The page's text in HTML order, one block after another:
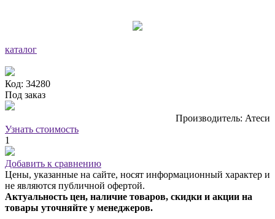
каталог
Код: 34280
Под заказ
Производитель: Атеси
Узнать стоимость
1
Добавить к сравнению
Цены, указанные на сайте, носят информационный характер и
не являются публичной офертой.
Актуальность цен, наличие товаров, скидки и акции на
товары уточняйте у менеджеров.